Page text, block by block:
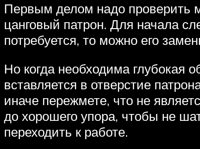
Первым делом надо проверить
цанговый патрон. Для начала
потребуется, то можно его
Но когда необходима глубокая
вставляется в отверстие
иначе пережмете, что не
до хорошего упора, чтобы не
переходить к работе.